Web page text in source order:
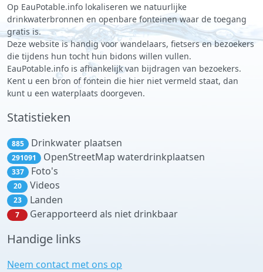
Op EauPotable.info lokaliseren we natuurlijke
drinkwaterbronnen en openbare fonteinen waar de toegang
gratis is.
Deze website is handig voor wandelaars, fietsers en bezoekers
die tijdens hun tocht hun bidons willen vullen.
EauPotable.info is afhankelijk van bijdragen van bezoekers.
Kent u een bron of fontein die hier niet vermeld staat, dan
kunt u een waterplaats doorgeven.
Statistieken
885 Drinkwater plaatsen
291091 OpenStreetMap waterdrinkplaatsen
337 Foto's
20 Videos
23 Landen
7 Gerapporteerd als niet drinkbaar
Handige links
Neem contact met ons op